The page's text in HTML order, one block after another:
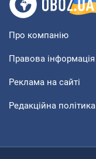
Про компанію
Правова інформація
Реклама на сайті
Редакційна політика